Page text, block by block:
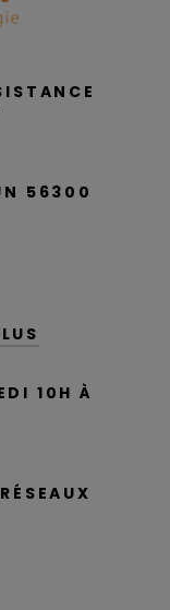
56300
10H À